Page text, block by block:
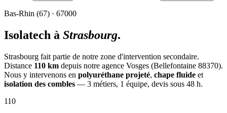
Bas-Rhin (67) · 67000
Isolatech à Strasbourg.
Strasbourg fait partie de notre zone d'intervention secondaire.
Distance 110 km depuis notre agence Vosges (Bellefontaine 88370).
Nous y intervenons en polyuréthane projeté, chape fluide et
isolation des combles — 3 métiers, 1 équipe, devis sous 48 h.
110